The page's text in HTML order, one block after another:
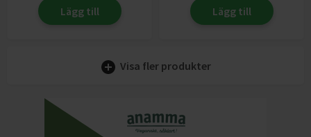
Lägg till Lägg till
Visa fler produkter